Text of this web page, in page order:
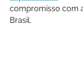
compromisso com
Brasil.